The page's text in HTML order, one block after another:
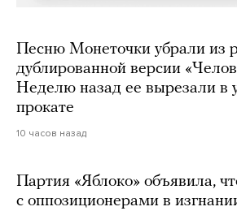
Песню Монеточки убрали из
дублированной версии
Неделю назад ее вырезали в
прокате
10 часов назад
Партия «Яблоко» объявила,
с оппозиционерами в